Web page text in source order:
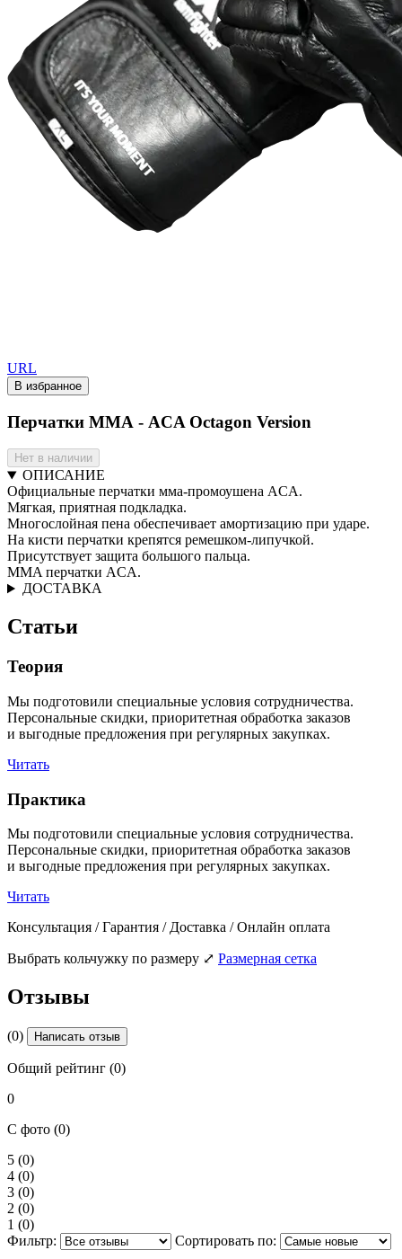
URL
В избранное
Перчатки ММА - ACA Octagon Version
Нет в наличии
ОПИСАНИЕ
Официальные перчатки мма-промоушена ACA.
Мягкая, приятная подкладка.
Многослойная пена обеспечивает амортизацию при ударе.
На кисти перчатки крепятся ремешком-липучкой.
Присутствует защита большого пальца.
МMA перчатки ACA.
ДОСТАВКА
Статьи
Теория
Мы подготовили специальные условия сотрудничества.
Персональные скидки, приоритетная обработка заказов
и выгодные предложения при регулярных закупках.
Читать
Практика
Мы подготовили специальные условия сотрудничества.
Персональные скидки, приоритетная обработка заказов
и выгодные предложения при регулярных закупках.
Читать
Консультация / Гарантия / Доставка / Онлайн оплата
Выбрать кольчужку по размеру ⤢ Размерная сетка
Отзывы
(0) Написать отзыв
Общий рейтинг (0)
0
С фото (0)
5 (0)
4 (0)
3 (0)
2 (0)
1 (0)
Фильтр:
Сортировать по: